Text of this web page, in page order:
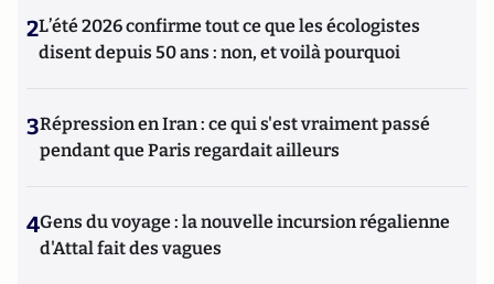
2L’été 2026 confirme tout ce que les écologistes
disent depuis 50 ans : non, et voilà pourquoi
3Répression en Iran : ce qui s'est vraiment passé
pendant que Paris regardait ailleurs
4Gens du voyage : la nouvelle incursion régalienne
d'Attal fait des vagues